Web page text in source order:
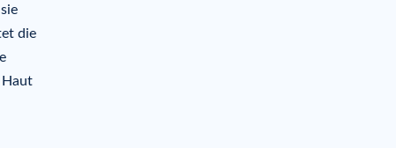
die
Haut